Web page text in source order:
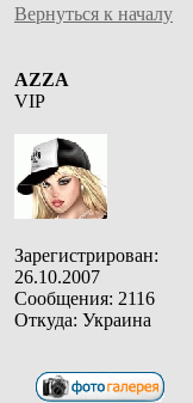
Вернуться к началу
AZZA
VIP
Зарегистрирован:
26.10.2007
Сообщения: 2116
Откуда: Украина